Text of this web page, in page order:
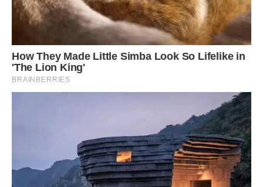
після роботи поїду на декілька днів до батьків, не чекай,
не телефонуй, не шукай. Мушу серйозно подумати про те,
як нам жити далі. Виглядає, що наші сімейні стосунки
дали тріщину. Не знаю, чи й справді ми потрібні одне
одному і чи не краще нам розбігтися різними дорогами”.
Зібрав у рюкзак деякі необхідні мені речі. Навмисно
залишив шафу відчиненою, щоб Інга одразу помітила, що
бракує мого одягу. Роздивився по кімнаті, де б краще
сховатися, вирішив – за шторою (штори в нашій спальні
щільні та довгі), не повірите, як останній дурень, навіть
прорізав маленьку дірочку, щоб ліпше бачити очі Інги.
Якби ж то я знав, що проливати сльози доведеться мені,
а не їй. Чекав на дружину я доволі довго, вже й стемніло,
а її все не було.